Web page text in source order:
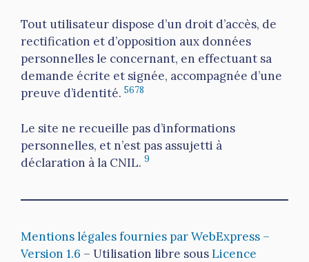
Tout utilisateur dispose d’un droit d’accès, de
rectification et d’opposition aux données
personnelles le concernant, en effectuant sa
demande écrite et signée, accompagnée d’une
preuve d’identité. 5678
Le site ne recueille pas d’informations
personnelles, et n’est pas assujetti à
déclaration à la CNIL. 9
Mentions légales fournies par WebExpress –
Version 1.6 – Utilisation libre sousLicence